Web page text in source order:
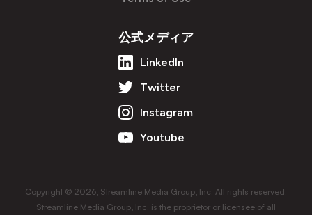
公式メディア
LinkedIn
Twitter
Instagram
Youtube
Copyright © 2026, Streamline Media Group, Inc. All rights reserved.
Streamline Media Group, Inc. is the proprietor or licensee of all